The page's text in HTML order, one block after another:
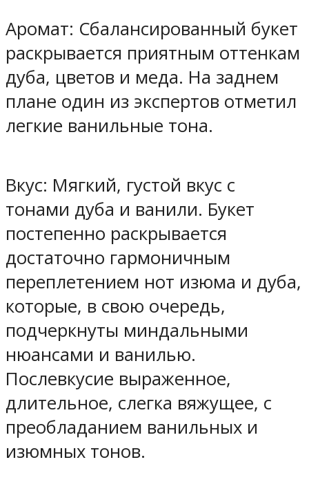
Аромат: Сбалансированный букет
раскрывается приятным оттенкам
дуба, цветов и меда. На заднем
плане один из экспертов отметил
легкие ванильные тона.
Вкус: Мягкий, густой вкус с
тонами дуба и ванили. Букет
постепенно раскрывается
достаточно гармоничным
переплетением нот изюма и дуба,
которые, в свою очередь,
подчеркнуты миндальными
нюансами и ванилью.
Послевкусие выраженное,
длительное, слегка вяжущее, с
преобладанием ванильных и
изюмных тонов.